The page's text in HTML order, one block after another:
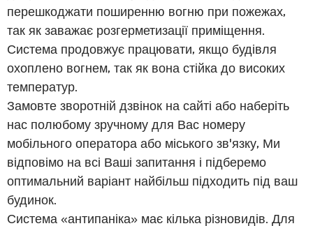
перешкоджати поширенню вогню при пожежах,
так як заважає розгерметизації приміщення.
Система продовжує працювати, якщо будівля
охоплено вогнем, так як вона стійка до високих
температур.
Замовте зворотній дзвінок на сайті або наберіть
нас полюбому зручному для Вас номеру
мобільного оператора або міського зв'язку, Ми
відповімо на всі Ваші запитання і підберемо
оптимальний варіант найбільш підходить під ваш
будинок.
Система «антипаніка» має кілька різновидів. Для